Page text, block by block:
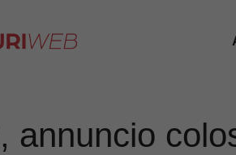
annuncio